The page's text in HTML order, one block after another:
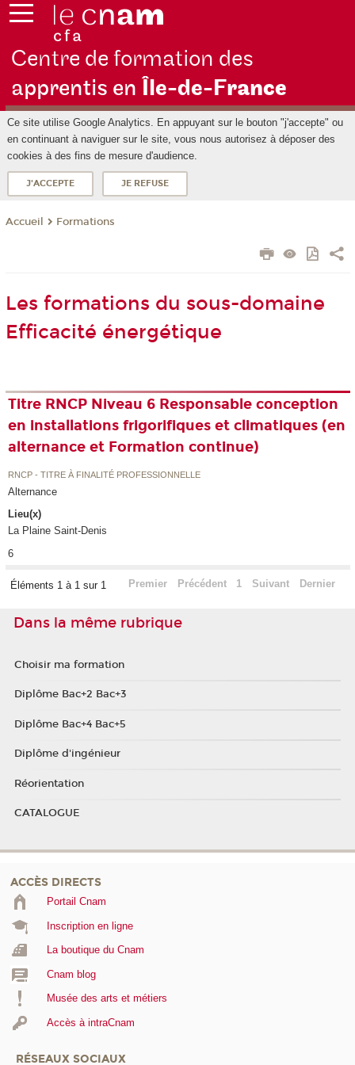
Centre de formation des
apprentis en Île-de-France
Ce site utilise Google Analytics. En appuyant sur le bouton "j'accepte" ou
en continuant à naviguer sur le site, vous nous autorisez à déposer des
cookies à des fins de mesure d'audience.
J'ACCEPTE JE REFUSE
Accueil Formations
Les formations du sous-domaine
Efficacité énergétique
Titre RNCP Niveau 6 Responsable conception
en installations frigorifiques et climatiques (en
alternance et Formation continue)
RNCP - TITRE À FINALITÉ PROFESSIONNELLE
Alternance
Lieu(x)
La Plaine Saint-Denis
6
Éléments 1 à 1 sur 1 Premier Précédent 1 Suivant Dernier
Dans la même rubrique
Choisir ma formation
Diplôme Bac+2 Bac+3
Diplôme Bac+4 Bac+5
Diplôme d'ingénieur
Réorientation
CATALOGUE
ACCÈS DIRECTS
Portail Cnam
Inscription en ligne
La boutique du Cnam
Cnam blog
Musée des arts et métiers
Accès à intraCnam
RÉSEAUX SOCIAUX